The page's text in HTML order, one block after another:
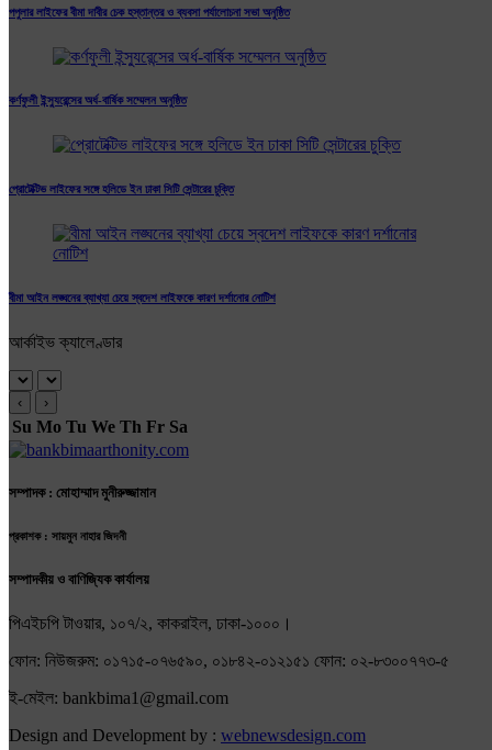
পপুলার লাইফের বীমা দাবীর চেক হস্তান্তর ও ব্যবসা পর্যালোচনা সভা অনুষ্ঠিত
কর্ণফুলী ইন্স্যুরেন্সের অর্ধ-বার্ষিক সম্মেলন অনুষ্ঠিত
প্রোটেক্টিভ লাইফের সঙ্গে হলিডে ইন ঢাকা সিটি সেন্টারের চুক্তি
বীমা আইন লঙ্ঘনের ব্যাখ্যা চেয়ে স্বদেশ লাইফকে কারণ দর্শানোর নোটিশ
আর্কাইভ ক্যালেণ্ডার
‹ ›
Su Mo Tu We Th Fr Sa
সম্পাদক : মোহাম্মাদ মুনীরুজ্জামান
প্রকাশক : সায়মুন নাহার জিদনী
সম্পাদকীয় ও বাণিজ্যিক কার্যালয়
পিএইচপি টাওয়ার, ১০৭/২, কাকরাইল, ঢাকা-১০০০।
ফোন: নিউজরুম: ০১৭১৫-০৭৬৫৯০, ০১৮৪২-০১২১৫১ ফোন: ০২-৮৩০০৭৭৩-৫
ই-মেইল: bankbima1@gmail.com
Design and Development by : webnewsdesign.com